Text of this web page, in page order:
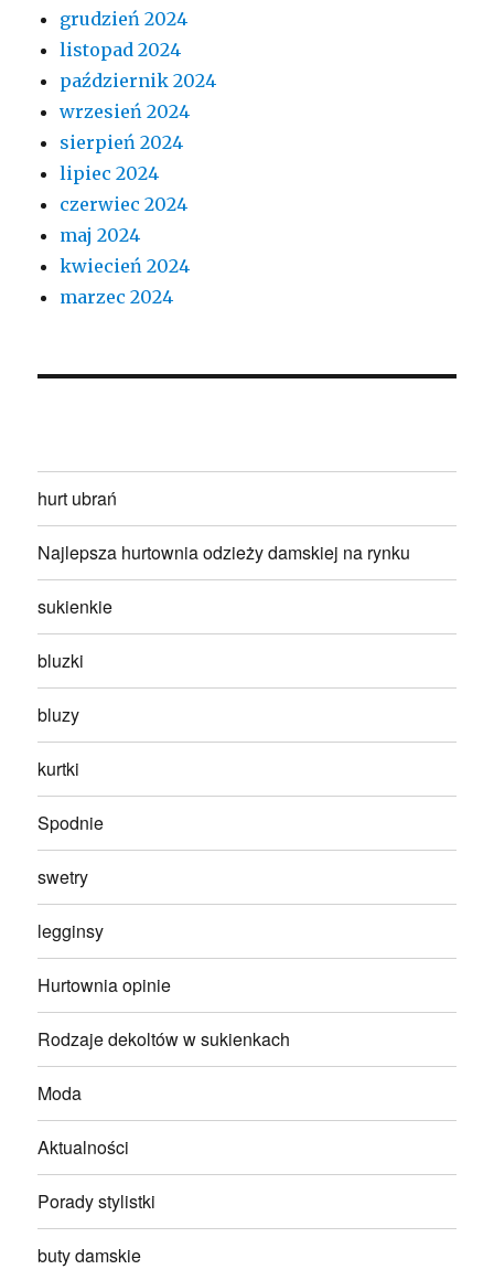
grudzień 2024
listopad 2024
październik 2024
wrzesień 2024
sierpień 2024
lipiec 2024
czerwiec 2024
maj 2024
kwiecień 2024
marzec 2024
hurt ubrań
Najlepsza hurtownia odzieży damskiej na rynku
sukienkie
bluzki
bluzy
kurtki
Spodnie
swetry
legginsy
Hurtownia opinie
Rodzaje dekoltów w sukienkach
Moda
Aktualności
Porady stylistki
buty damskie